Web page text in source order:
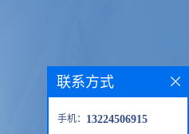
联系方式
手机： 13224506915